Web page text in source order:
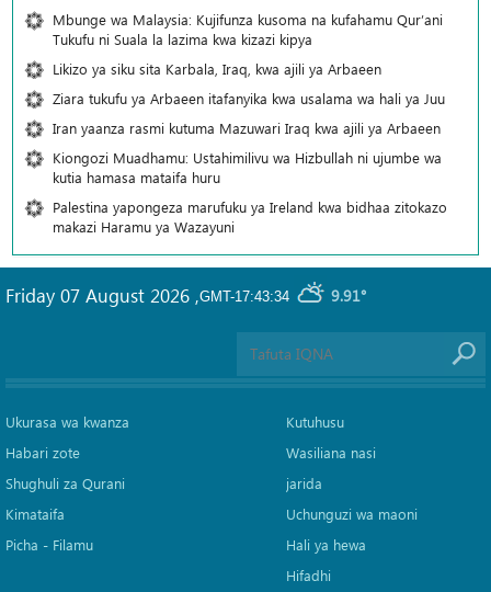
Mbunge wa Malaysia: Kujifunza kusoma na kufahamu Qur’ani
Tukufu ni Suala la lazima kwa kizazi kipya
Likizo ya siku sita Karbala, Iraq, kwa ajili ya Arbaeen
Ziara tukufu ya Arbaeen itafanyika kwa usalama wa hali ya Juu
Iran yaanza rasmi kutuma Mazuwari Iraq kwa ajili ya Arbaeen
Kiongozi Muadhamu: Ustahimilivu wa Hizbullah ni ujumbe wa
kutia hamasa mataifa huru
Palestina yapongeza marufuku ya Ireland kwa bidhaa zitokazo
makazi Haramu ya Wazayuni
GMT-17:43:34 9.91°
Friday 07 August 2026 ,
Ukurasa wa kwanza
Habari zote
Shughuli za Qurani
Kimataifa
Picha‎ - Filamu‎
Kutuhusu
Wasiliana nasi
jarida
Uchunguzi wa maoni
Hali ya hewa
Hifadhi